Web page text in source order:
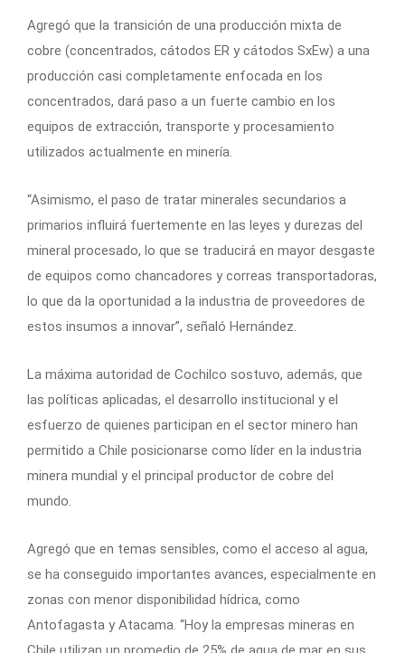
Agregó que la transición de una producción mixta de
cobre (concentrados, cátodos ER y cátodos SxEw) a una
producción casi completamente enfocada en los
concentrados, dará paso a un fuerte cambio en los
equipos de extracción, transporte y procesamiento
utilizados actualmente en minería.
“Asimismo, el paso de tratar minerales secundarios a
primarios influirá fuertemente en las leyes y durezas del
mineral procesado, lo que se traducirá en mayor desgaste
de equipos como chancadores y correas transportadoras,
lo que da la oportunidad a la industria de proveedores de
estos insumos a innovar”, señaló Hernández.
La máxima autoridad de Cochilco sostuvo, además, que
las políticas aplicadas, el desarrollo institucional y el
esfuerzo de quienes participan en el sector minero han
permitido a Chile posicionarse como líder en la industria
minera mundial y el principal productor de cobre del
mundo.
Agregó que en temas sensibles, como el acceso al agua,
se ha conseguido importantes avances, especialmente en
zonas con menor disponibilidad hídrica, como
Antofagasta y Atacama. “Hoy la empresas mineras en